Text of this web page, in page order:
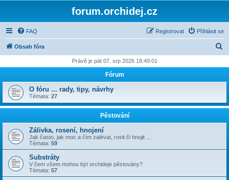
forum.orchidej.cz
FAQ Přihlásit se
Registrovat
Obsah fóra
d
t
Právě je pát 07. srp 2026 18:49:01
Fórum
O fóru ... rady, tipy, návrhy
Témata: 27
Pěstování
Zálivka, rosení, hnojení
Jak často, jak moc a čím zalévat, rosit či hnojit ...
Témata: 59
Substráty
V čem všem mohou být orchideje pěstovány?
Témata: 57